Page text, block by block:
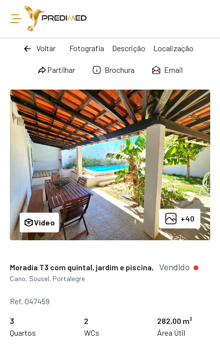
Voltar Fotografia Descrição Localização
Partilhar Brochura Email
+40
Video
Moradia T3 com quintal, jardim e piscina, Vendido
Cano, Sousel, Portalegre
Ref. 047459
3
Quartos
2
WCs
282,00 m²
Área Útil